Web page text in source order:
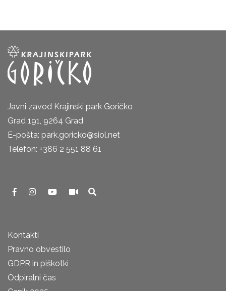
Javni zavod Krajinski park Goričko
Grad 191, 9264 Grad
E-pošta: park.goricko@siol.net
Telefon: +386 2 551 88 61
Kontakti
Pravno obvestilo
GDPR in piškotki
Odpiralni čas